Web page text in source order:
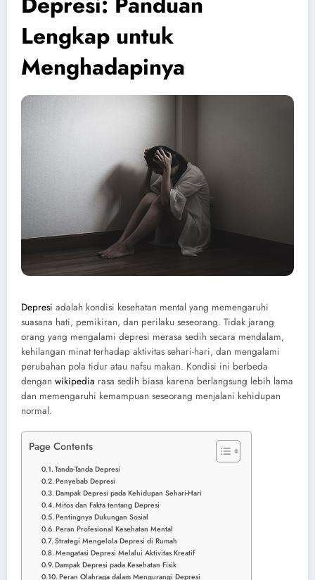
Lengkap untuk
Menghadapinya
Depresi adalah kondisi kesehatan mental yang memengaruhi
suasana hati, pemikiran, dan perilaku seseorang. Tidak jarang
orang yang mengalami depresi merasa sedih secara mendalam,
kehilangan minat terhadap aktivitas sehari-hari, dan mengalami
perubahan pola tidur atau nafsu makan. Kondisi ini berbeda
dengan wikipedia rasa sedih biasa karena berlangsung lebih lama
dan memengaruhi kemampuan seseorang menjalani kehidupan
normal.
Page Contents
Tanda-Tanda Depresi
Penyebab Depresi
Dampak Depresi pada Kehidupan Sehari-Hari
Mitos dan Fakta tentang Depresi
Pentingnya Dukungan Sosial
Peran Profesional Kesehatan Mental
Strategi Mengelola Depresi di Rumah
Mengatasi Depresi Melalui Aktivitas Kreatif
Dampak Depresi pada Kesehatan Fisik
Peran Olahraga dalam Mengurangi Depresi